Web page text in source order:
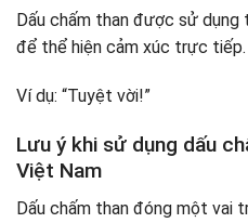
Dấu chấm than được sử
để thể hiện cảm xúc trực tiếp.
Ví dụ: “Tuyệt vời!”
Lưu ý khi sử dụng dấu
Việt Nam
Dấu chấm than đóng một vai